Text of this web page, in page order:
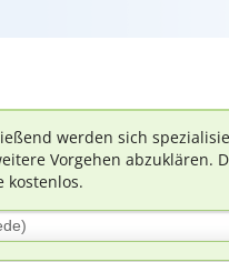
werden sich
Vorgehen abzuklären.
kostenlos.